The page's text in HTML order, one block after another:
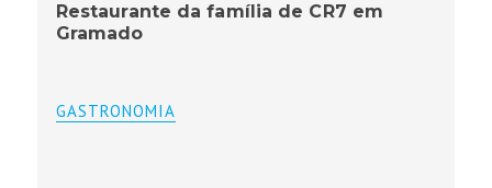
Restaurante da família de CR7 em
Gramado
GASTRONOMIA